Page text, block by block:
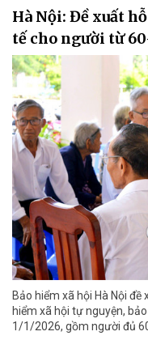
Hà Nội: Đề xuất
tế cho người từ
Bảo hiểm xã hội Hà Nội
hiểm xã hội tự nguyện,
1/1/2026, gồm người đủ